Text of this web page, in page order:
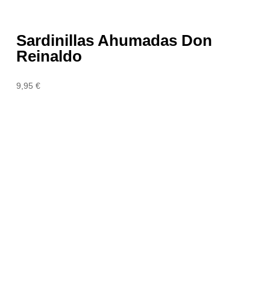
Sardinillas Ahumadas Don
Reinaldo
9,95€